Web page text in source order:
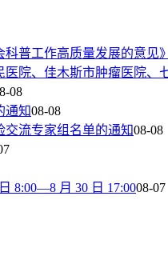
普工作高质量发展的意见
院、佳木斯市肿瘤医院
08
通知08-08
流专家组名单的通知08-08
8:00—8 月 30 日 17:0008-07